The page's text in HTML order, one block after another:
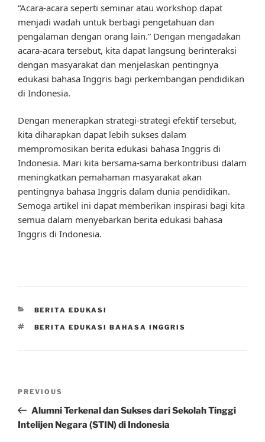
“Acara-acara seperti seminar atau workshop dapat
menjadi wadah untuk berbagi pengetahuan dan
pengalaman dengan orang lain.” Dengan mengadakan
acara-acara tersebut, kita dapat langsung berinteraksi
dengan masyarakat dan menjelaskan pentingnya
edukasi bahasa Inggris bagi perkembangan pendidikan
di Indonesia.
Dengan menerapkan strategi-strategi efektif tersebut,
kita diharapkan dapat lebih sukses dalam
mempromosikan berita edukasi bahasa Inggris di
Indonesia. Mari kita bersama-sama berkontribusi dalam
meningkatkan pemahaman masyarakat akan
pentingnya bahasa Inggris dalam dunia pendidikan.
Semoga artikel ini dapat memberikan inspirasi bagi kita
semua dalam menyebarkan berita edukasi bahasa
Inggris di Indonesia.
CATEGORIES
BERITA EDUKASI
TAGS
BERITA EDUKASI BAHASA INGGRIS
Previous
Post
PREVIOUS
Alumni Terkenal dan Sukses dari Sekolah Tinggi
Intelijen Negara (STIN) di Indonesia